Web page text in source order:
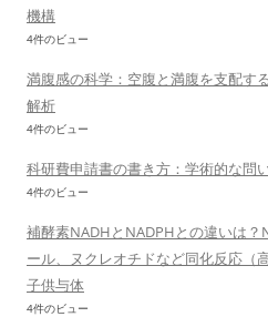
機構
4件のビュー
満腹感の科学：空腹と満腹を支配す
解析
4件のビュー
科研費申請書の書き方：学術的な問
4件のビュー
補酵素NADHとNADPHとの違いは
ール、ヌクレオチドなど同化反応（
子供与体
4件のビュー